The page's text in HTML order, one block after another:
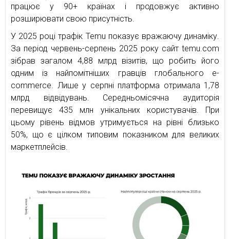
працює у 90+ країнах і продовжує активно
розширювати свою присутність.
У 2025 році трафік Temu показує вражаючу динаміку.
За період червень-серпень 2025 року сайт temu.com
зібрав загалом 4,88 млрд візитів, що робить його
одним із найпомітніших гравців глобального e-
commerce. Лише у серпні платформа отримала 1,78
млрд відвідувань. Середньомісячна аудиторія
перевищує 435 млн унікальних користувачів. При
цьому рівень відмов утримується на рівні близько
50%, що є цілком типовим показником для великих
маркетплейсів.